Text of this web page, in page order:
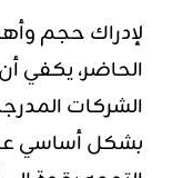
لإدراك حجم